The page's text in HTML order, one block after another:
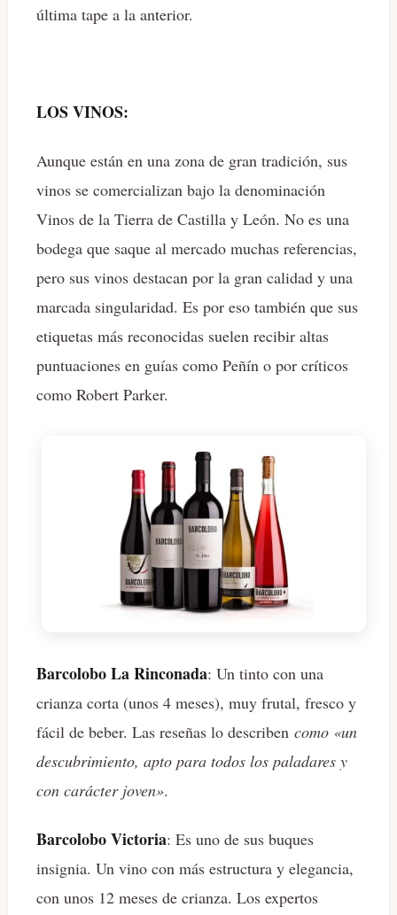
última tape a la anterior.
LOS VINOS:
Aunque están en una zona de gran tradición, sus
vinos se comercializan bajo la denominación
Vinos de la Tierra de Castilla y León. No es una
bodega que saque al mercado muchas referencias,
pero sus vinos destacan por la gran calidad y una
marcada singularidad. Es por eso también que sus
etiquetas más reconocidas suelen recibir altas
puntuaciones en guías como Peñín o por críticos
como Robert Parker.
Barcolobo La Rinconada: Un tinto con una
crianza corta (unos 4 meses), muy frutal, fresco y
fácil de beber. Las reseñas lo describen como «un
descubrimiento, apto para todos los paladares y
con carácter joven».
Barcolobo Victoria: Es uno de sus buques
insignia. Un vino con más estructura y elegancia,
con unos 12 meses de crianza. Los expertos